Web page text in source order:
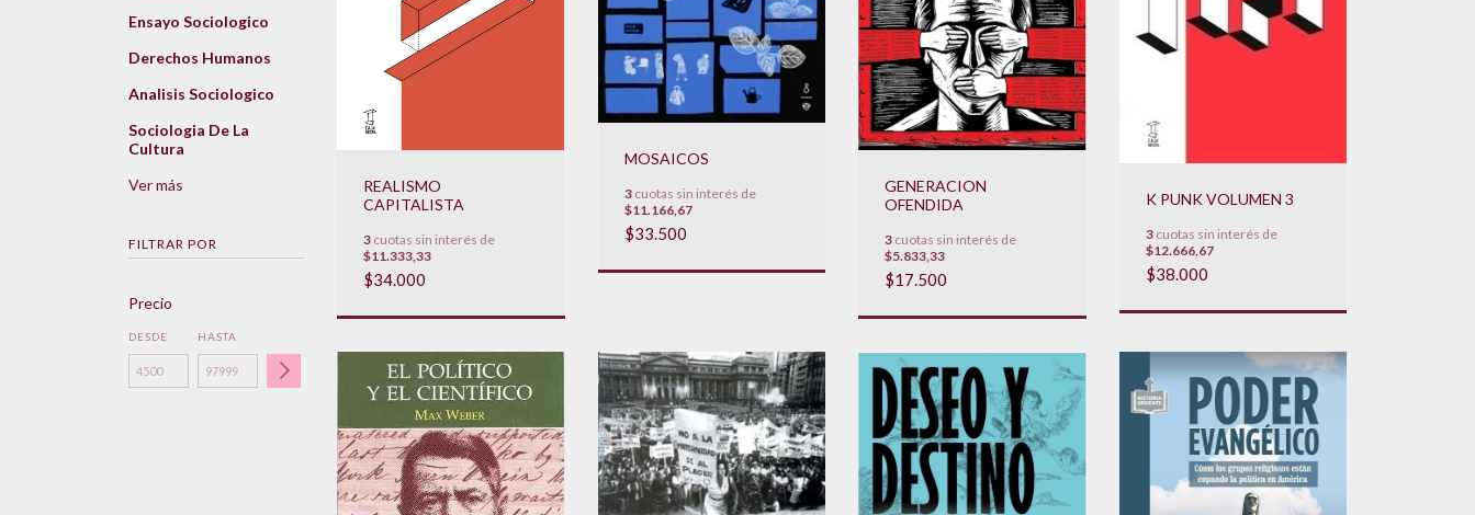
Ensayo Sociologico
Derechos Humanos
Analisis Sociologico
Sociologia De La
Cultura
Ver más
FILTRAR POR
Precio
DESDE HASTA
REALISMO
CAPITALISTA
3 cuotas sin interés de
$11.333,33
$34.000
MOSAICOS
3cuotas sin interés de
$11.166,67
$33.500
GENERACION
OFENDIDA
3 cuotas sin interés de
$5.833,33
$17.500
K PUNK VOLUMEN 3
3cuotas sin interés de
$12.666,67
$38.000